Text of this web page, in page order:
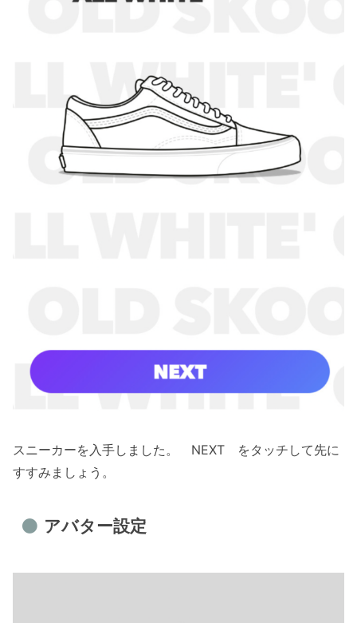
スニーカーを入手しました。 NEXT をタッチして先に
すすみましょう。
アバター設定